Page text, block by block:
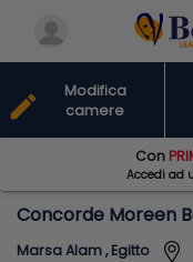
Concorde Moreen
Marsa Alam , Egitto
edit
Modifica
camere
Con
Accedi ad